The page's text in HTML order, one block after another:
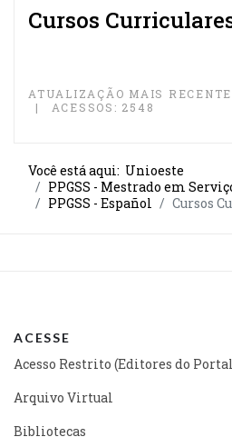
Cursos
ATUALIZAÇÃO MAIS
ACESSOS: 2548
Você está aqui: Unioeste
PPGSS - Mestrado em
PPGSS - Español
Cursos
ACESSE
Acesso Restrito (Editores do
Arquivo Virtual
Bibliotecas